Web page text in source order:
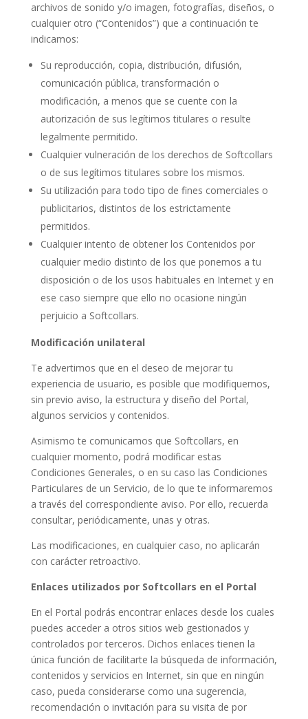
archivos de sonido y/o imagen, fotografías, diseños, o
cualquier otro (“Contenidos”) que a continuación te
indicamos:
Su reproducción, copia, distribución, difusión,
comunicación pública, transformación o
modificación, a menos que se cuente con la
autorización de sus legítimos titulares o resulte
legalmente permitido.
Cualquier vulneración de los derechos de Softcollars
o de sus legítimos titulares sobre los mismos.
Su utilización para todo tipo de fines comerciales o
publicitarios, distintos de los estrictamente
permitidos.
Cualquier intento de obtener los Contenidos por
cualquier medio distinto de los que ponemos a tu
disposición o de los usos habituales en Internet y en
ese caso siempre que ello no ocasione ningún
perjuicio a Softcollars.
Modificación unilateral
Te advertimos que en el deseo de mejorar tu
experiencia de usuario, es posible que modifiquemos,
sin previo aviso, la estructura y diseño del Portal,
algunos servicios y contenidos.
Asimismo te comunicamos que Softcollars, en
cualquier momento, podrá modificar estas
Condiciones Generales, o en su caso las Condiciones
Particulares de un Servicio, de lo que te informaremos
a través del correspondiente aviso. Por ello, recuerda
consultar, periódicamente, unas y otras.
Las modificaciones, en cualquier caso, no aplicarán
con carácter retroactivo.
Enlaces utilizados por Softcollars en el Portal
En el Portal podrás encontrar enlaces desde los cuales
puedes acceder a otros sitios web gestionados y
controlados por terceros. Dichos enlaces tienen la
única función de facilitarte la búsqueda de información,
contenidos y servicios en Internet, sin que en ningún
caso, pueda considerarse como una sugerencia,
recomendación o invitación para su visita de por